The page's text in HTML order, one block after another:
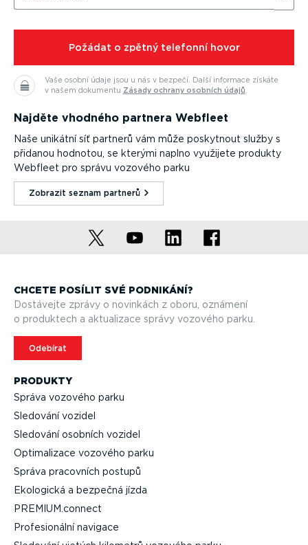
⁠Požádat o zpětný telefonní hovor
Vaše osobní údaje jsou u nás v bezpečí. Další informace získáte
v našem dokumentu Zásady ochrany osobních údajů.
Najděte vhodného partnera Webfleet
Naše unikátní síť partnerů vám může poskytnout služby s
přidanou hodnotou, se kterými naplno využijete produkty
Webfleet pro správu vozového parku
Zobrazit seznam partnerů⁠
PRODUKTY
Správa vozového parku
Sledování vozidel
Sledování osobních vozidel
Optima­lizace vozového parku
Správa pracovních postupů
Ekologická a bezpečná jízda
PREMIUM.connect
Profe­si­o­nální navigace
CHCETE POSÍLIT SVÉ PODNIKÁNÍ?
Dostávejte zprávy o novinkách z oboru, oznámení
o produktech a aktualizace správy vozového parku.
Odebírat